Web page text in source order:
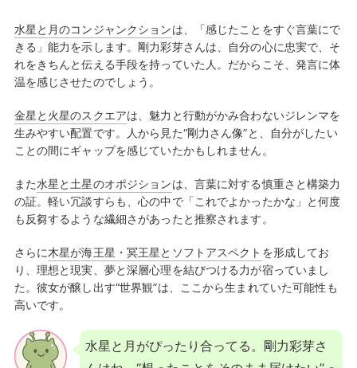
水星と月のコンジャンクションは、「感じたことをすぐ言葉にで
きる」能力を示します。剛力彩芽さんは、自分の心に忠実で、そ
れをきちんと伝える手段を持っていた人。だからこそ、発言に体
温を感じさせたのでしょう。
金星と火星のスクエアは、魅力と行動がかみ合わないジレンマを
生みやすい配置です。人から見た“剛力さん像”と、自分がしたい
ことの間にギャップを感じていたかもしれません。
また水星と土星のオポジションは、言葉に対する慎重さと構築力
の証。軽い冗談すらも、心の中で「これでよかったかな」と何度
も反芻するような繊細さがあったと推察されます。
さらに木星が海王星・冥王星とソフトアスペクト を形成してお
り、理想と現実、夢と深層心理を結びつける力が宿っていまし
た。彼女が醸し出す“世界観”は、ここから生まれていた可能性も
高いです。
水星と月がぴったり合ってる。剛力彩芽さ